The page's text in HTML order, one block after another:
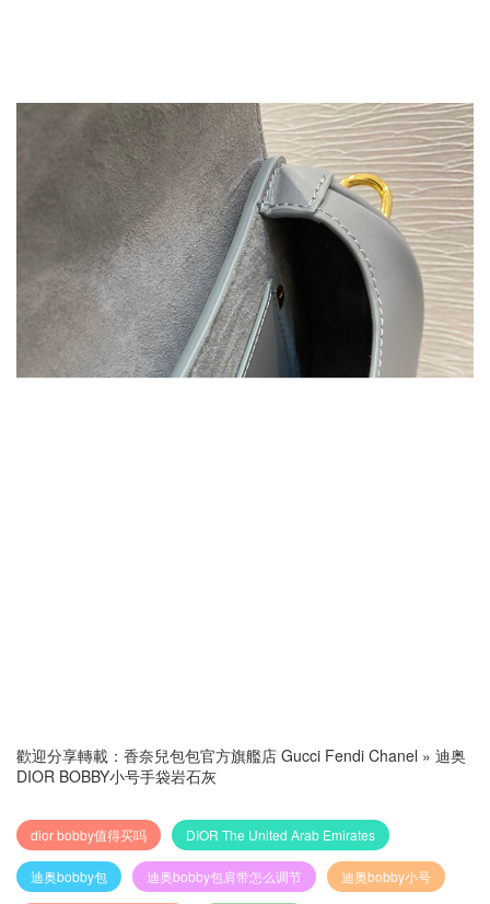
歡迎分享轉載： 香奈兒包包官方旗艦店 Gucci Fendi Chanel » 迪奥
DIOR BOBBY小号手袋岩石灰
dior bobby值得买吗 DIOR The United Arab Emirates
迪奥bobby包 迪奥bobby包肩带怎么调节 迪奥bobby小号